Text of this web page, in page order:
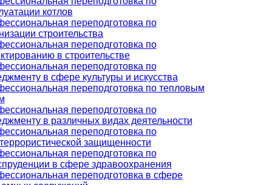
котлов
переподготовка по
строительства
переподготовка по
в строительстве
переподготовка по
в сфере культуры и искусства
переподготовка по тепловым
переподготовка по
в различных видах деятельности
переподготовка по
защищенности
переподготовка по
в сфере здравоохранения
переподготовка в сфере